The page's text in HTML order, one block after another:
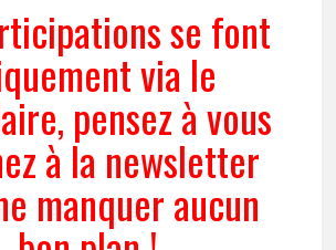
se font
via le
pensez à vous
à la newsletter
manquer aucun